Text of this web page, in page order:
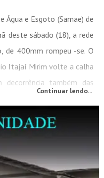
Água e Esgoto (Samae) de
deste sábado (18), a rede
de 400mm rompeu -se. O
Itajaí Mirim volte a calha
também das
resíduos sólidos na...
Continuar lendo...